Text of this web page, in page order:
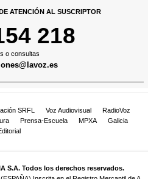
ATENCIÓN AL SUSCRIPTOR
218
o consultas
SRFL Voz Audiovisual
RadioVoz
Prensa-Escuela MPXA
Galicia
S.A. Todos los derechos reservados.